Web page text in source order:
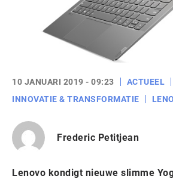
10 JANUARI 2019 - 09:23
ACTUEEL
INNOVATIE & TRANSFORMATIE
Frederic Petitjean
Lenovo kondigt nieuwe slimme